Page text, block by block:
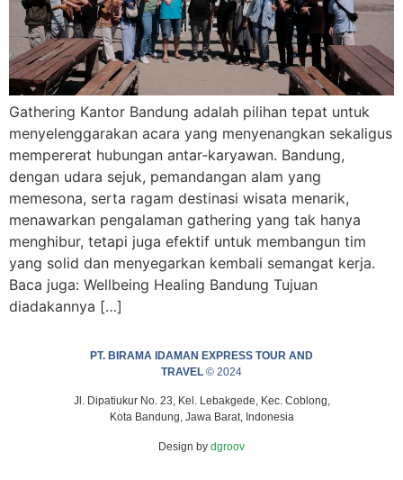
Gathering Kantor Bandung adalah pilihan tepat untuk
menyelenggarakan acara yang menyenangkan sekaligus
mempererat hubungan antar-karyawan. Bandung,
dengan udara sejuk, pemandangan alam yang
memesona, serta ragam destinasi wisata menarik,
menawarkan pengalaman gathering yang tak hanya
menghibur, tetapi juga efektif untuk membangun tim
yang solid dan menyegarkan kembali semangat kerja.
Baca juga: Wellbeing Healing Bandung Tujuan
diadakannya […]
PT. BIRAMA IDAMAN EXPRESS TOUR AND
TRAVEL © 2024
Jl. Dipatiukur No. 23, Kel. Lebakgede, Kec. Coblong,
Kota Bandung, Jawa Barat, Indonesia
Design by dgroov